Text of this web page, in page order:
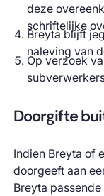
deze
schriftelijke
Breyta blijft
naleving van
Op verzoek
Doorgifte
Indien Breyta of
doorgeeft aan
Breyta